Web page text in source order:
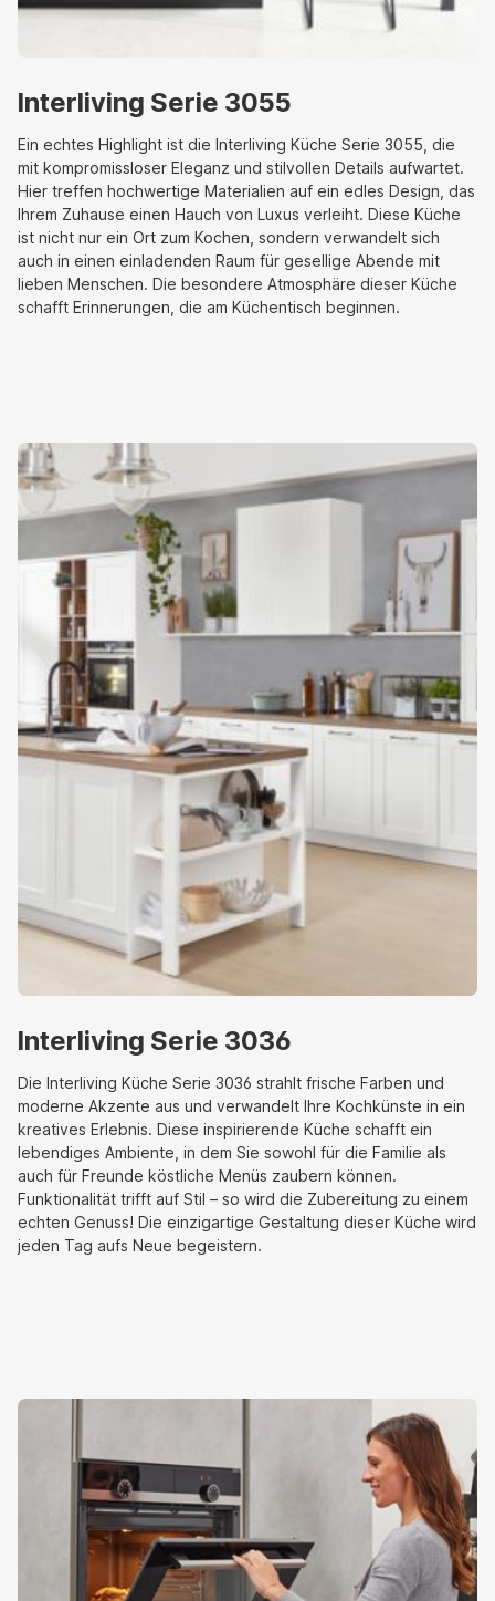
Interliving Serie 3055
Ein echtes Highlight ist die Interliving Küche Serie 3055, die
mit kompromissloser Eleganz und stilvollen Details aufwartet.
Hier treffen hochwertige Materialien auf ein edles Design, das
Ihrem Zuhause einen Hauch von Luxus verleiht. Diese Küche
ist nicht nur ein Ort zum Kochen, sondern verwandelt sich
auch in einen einladenden Raum für gesellige Abende mit
lieben Menschen. Die besondere Atmosphäre dieser Küche
schafft Erinnerungen, die am Küchentisch beginnen.
Interliving Serie 3036
Die Interliving Küche Serie 3036 strahlt frische Farben und
moderne Akzente aus und verwandelt Ihre Kochkünste in ein
kreatives Erlebnis. Diese inspirierende Küche schafft ein
lebendiges Ambiente, in dem Sie sowohl für die Familie als
auch für Freunde köstliche Menüs zaubern können.
Funktionalität trifft auf Stil – so wird die Zubereitung zu einem
echten Genuss! Die einzigartige Gestaltung dieser Küche wird
jeden Tag aufs Neue begeistern.